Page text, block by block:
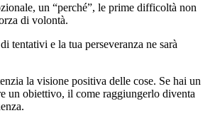
un “perché”, le prime difficoltà non
di volontà.
tentativi e la tua perseveranza ne sarà
la visione positiva delle cose. Se hai un
un obiettivo, il come raggiungerlo diventa